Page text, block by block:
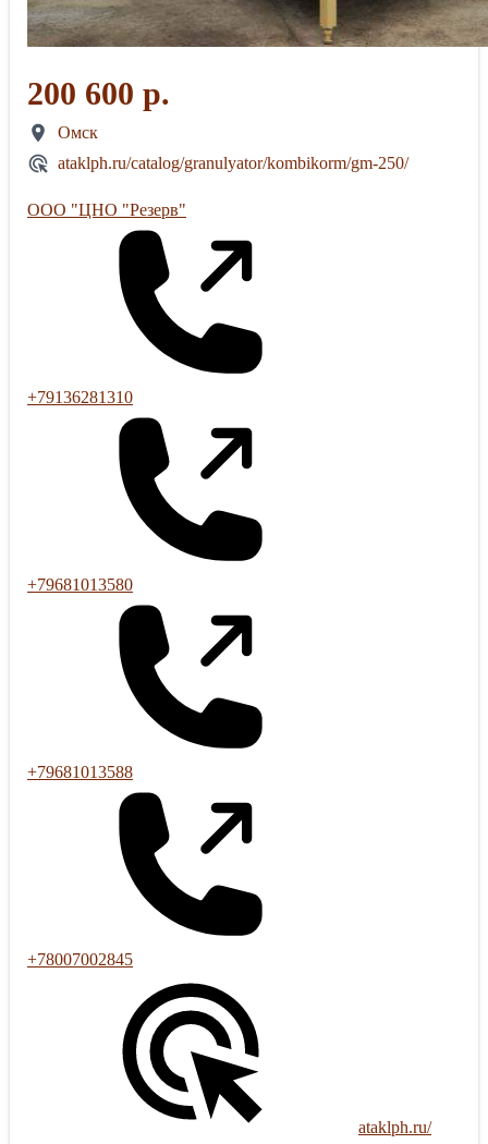
200 600 р.
Омск
ataklph.ru/catalog/granulyator/kombikorm/gm-250/
ООО "ЦНО "Резерв"
+79136281310
+79681013580
+79681013588
+78007002845
ataklph.ru/